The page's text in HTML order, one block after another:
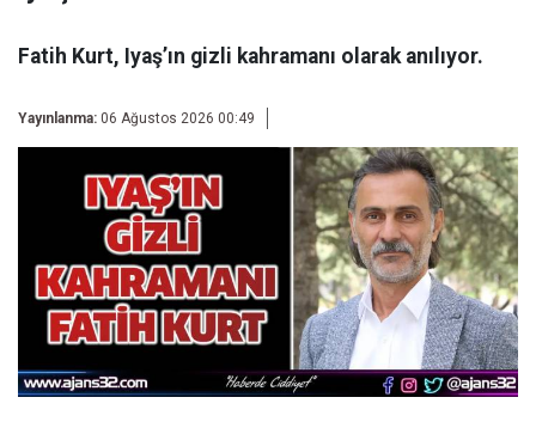
Fatih Kurt, Iyaş’ın gizli kahramanı olarak anılıyor.
Yayınlanma: 06 Ağustos 2026 00:49